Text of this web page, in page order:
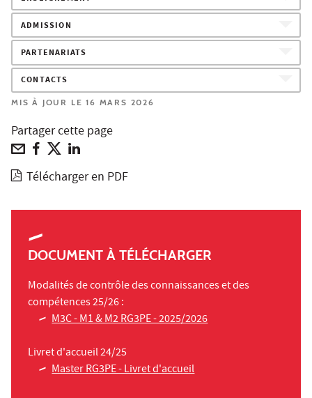
ADMISSION
PARTENARIATS
CONTACTS
MIS À JOUR LE 16 MARS 2026
Partager cette page
Télécharger en PDF
DOCUMENT À TÉLÉCHARGER
Modalités de contrôle des connaissances et des
compétences 25/26 :
M3C - M1 & M2 RG3PE - 2025/2026
Livret d'accueil 24/25
Master RG3PE - Livret d'accueil